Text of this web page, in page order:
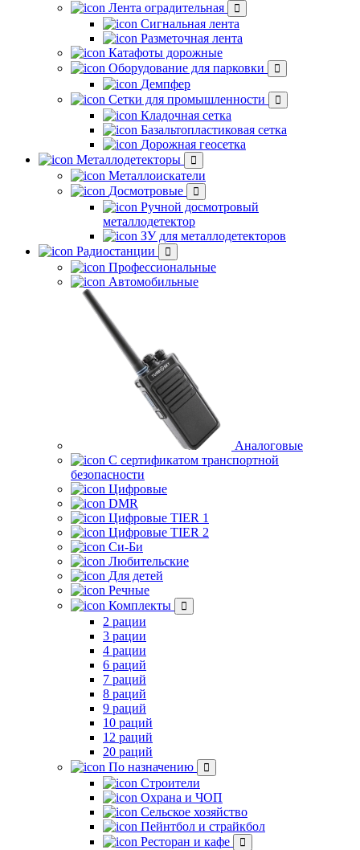
Лента оградительная
Сигнальная лента
Разметочная лента
Катафоты дорожные
Оборудование для парковки
Демпфер
Сетки для промышленности
Кладочная сетка
Базальтопластиковая сетка
Дорожная геосетка
Металлодетекторы
Металлоискатели
Досмотровые
Ручной досмотровый
металлодетектор
ЗУ для металлодетекторов
Радиостанции
Профессиональные
Автомобильные
Аналоговые
С сертификатом транспортной
безопасности
Цифровые
DMR
Цифровые TIER 1
Цифровые TIER 2
Си-Би
Любительские
Для детей
Речные
Комплекты
2 рации
3 рации
4 рации
6 раций
7 раций
8 раций
9 раций
10 раций
12 раций
20 раций
По назначению
Строители
Охрана и ЧОП
Сельское хозяйство
Пейнтбол и страйкбол
Ресторан и кафе